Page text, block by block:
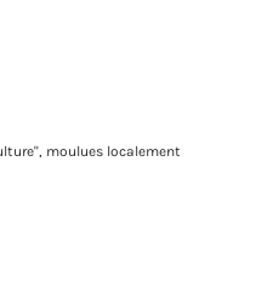
moulues localement